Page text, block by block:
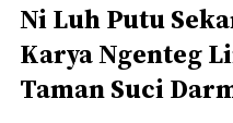
Ni Luh Putu
Karya Ngenteg
Taman Suci